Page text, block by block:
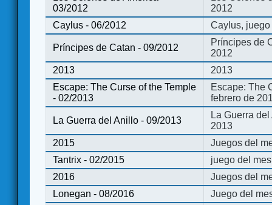
03/2012
2012
Caylus - 06/2012
Caylus,
Príncipes de Catan - 09/2012
Príncipes de
2012
2013
2013
Escape: The Curse of the Temple
- 02/2013
Escape: The
febrero de
La Guerra del Anillo - 09/2013
La Guerra
2013
2015
Juegos del
Tantrix - 02/2015
juego del
2016
Juegos del
Lonegan - 08/2016
Juego del